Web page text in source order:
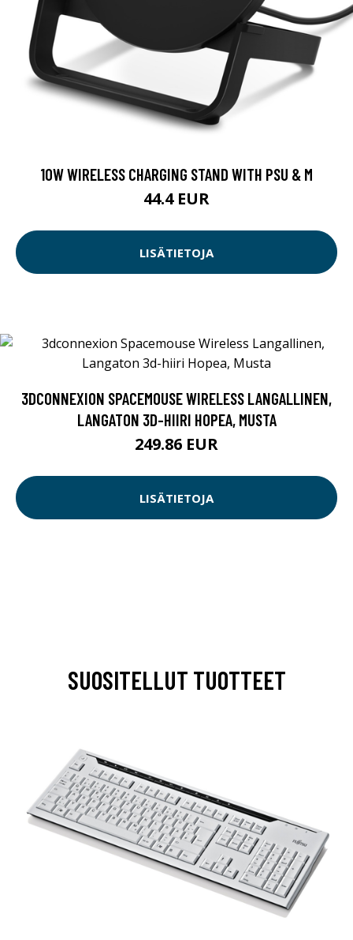
10W WIRELESS CHARGING STAND WITH PSU & M
44.4 EUR
LISÄTIETOJA
3DCONNEXION SPACEMOUSE WIRELESS LANGALLINEN,
LANGATON 3D-HIIRI HOPEA, MUSTA
249.86 EUR
LISÄTIETOJA
SUOSITELLUT TUOTTEET